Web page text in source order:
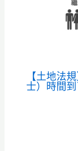
【土地法
士）時間